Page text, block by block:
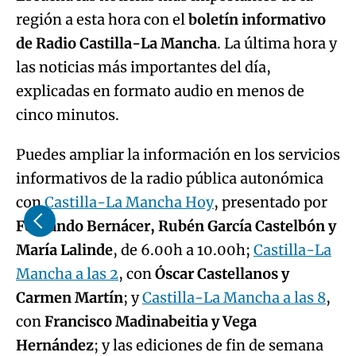
región a esta hora con elboletín informativo
de Radio Castilla-La Mancha. La última hora y
las noticias más importantes del día,
explicadas en formato audio en menos de
cinco minutos.
Puedes ampliar la información en los servicios
informativos de la radio pública autonómica
conCastilla-La Mancha Hoy, presentado por
Fernando Bernácer, Rubén García Castelbón y
María Lalinde, de 6.00h a 10.00h; Castilla-La
Mancha a las 2, conÓscar Castellanos y
Carmen Martín; yCastilla-La Mancha a las 8,
conFrancisco Madinabeitia y Vega
Hernández; y las ediciones de fin de semana